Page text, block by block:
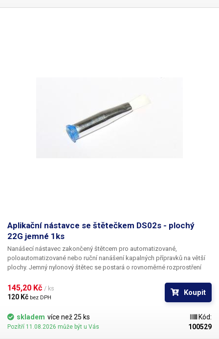
Aplikační nástavce se štětečkem DS02s - plochý
22G jemné 1ks
Nanášecí nástavec zakončený štětcem pro automatizované,
poloautomatizované nebo ruční nanášení kapalných přípravků na větší
plochy. Jemný nylonový štětec se postará o rovnoměrné rozprostření
Nabízíme nástavce se dvěma tuhostmi štětce; pro hrubší povrchy a
hustší kapaliny je vhodnější štětec s tužšími a silnějšími vlákny; proto
jsou všechny dispenzní nástavce vyrobeny ve dvou provedeních
145,20 Kč / ks
120 Kč bez DPH
Koupit
skladem více než 25 ks
Pozítří 11.08.2026 může být u Vás
Kód:
100529